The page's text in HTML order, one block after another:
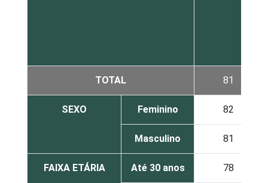
TOTAL 81
SEXO Feminino 82
Masculino 81
FAIXA ETÁRIA Até 30 anos 78